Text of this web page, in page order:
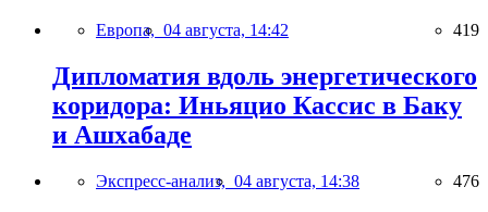
Европа, 04 августа, 14:42 419
Дипломатия вдоль энергетического
коридора: Иньяцио Кассис в Баку
и Ашхабаде
Экспресс-анализ, 04 августа, 14:38 476